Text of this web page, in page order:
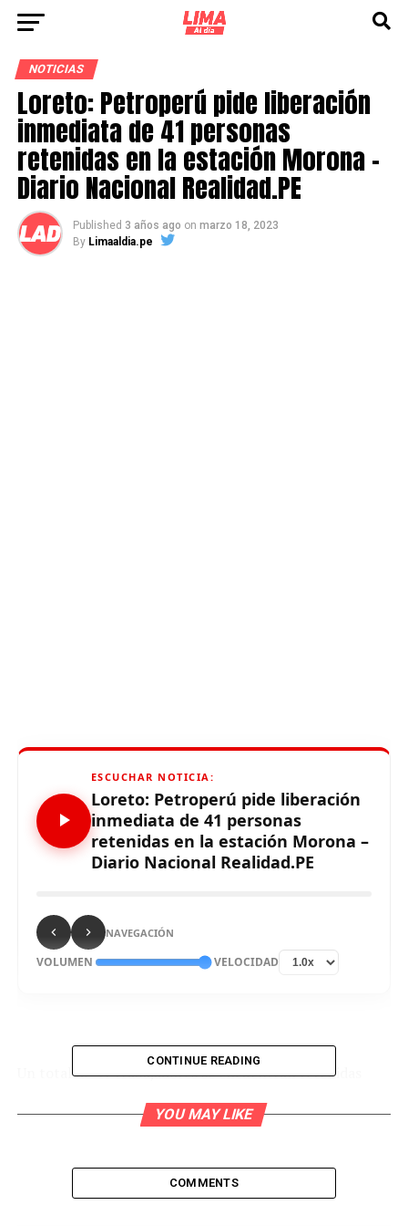
NOTICIAS
Loreto: Petroperú pide liberación
inmediata de 41 personas
retenidas en la estación Morona –
Diario Nacional Realidad.PE
Published 3 años ago on marzo 18, 2023
By Limaaldia.pe
ESCUCHAR NOTICIA:
Loreto: Petroperú pide liberación
inmediata de 41 personas
retenidas en la estación Morona –
Diario Nacional Realidad.PE
NAVEGACIÓN
VOLUMEN VELOCIDAD
Un total de 41 trabajadores se encuentran retenidas
Norperuano (ONP) desde el miércoles 15 de marzo
atención a sus demandas.
CONTINUE READING
YOU MAY LIKE
COMMENTS